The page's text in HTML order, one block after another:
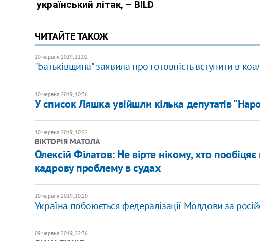
ЧИТАЙТЕ ТАКОЖ
10 червня 2019, 11:02
"Батьківщина" заявила про готовність вступити в
10 червня 2019, 10:36
У список Ляшка увійшли кілька депутатів
10 червня 2019, 10:22
ВІКТОРІЯ МАТОЛА
Олексій Філатов: Не вірте нікому, хто
кадрову проблему в судах
10 червня 2019, 10:20
Україна побоюється федералізації Молдови за
09 червня 2019, 22:36